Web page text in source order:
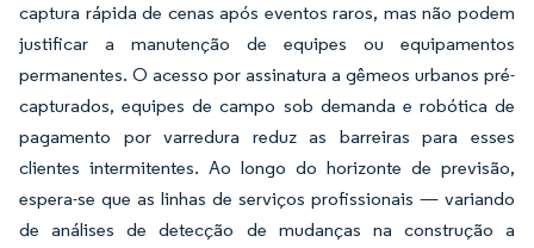
captura rápida de cenas após eventos raros, mas não podem
justificar a manutenção de equipes ou equipamentos
permanentes. O acesso por assinatura a gêmeos urbanos pré-
capturados, equipes de campo sob demanda e robótica de
pagamento por varredura reduz as barreiras para esses
clientes intermitentes. Ao longo do horizonte de previsão,
espera-se que as linhas de serviços profissionais — variando
de análises de detecção de mudanças na construção a